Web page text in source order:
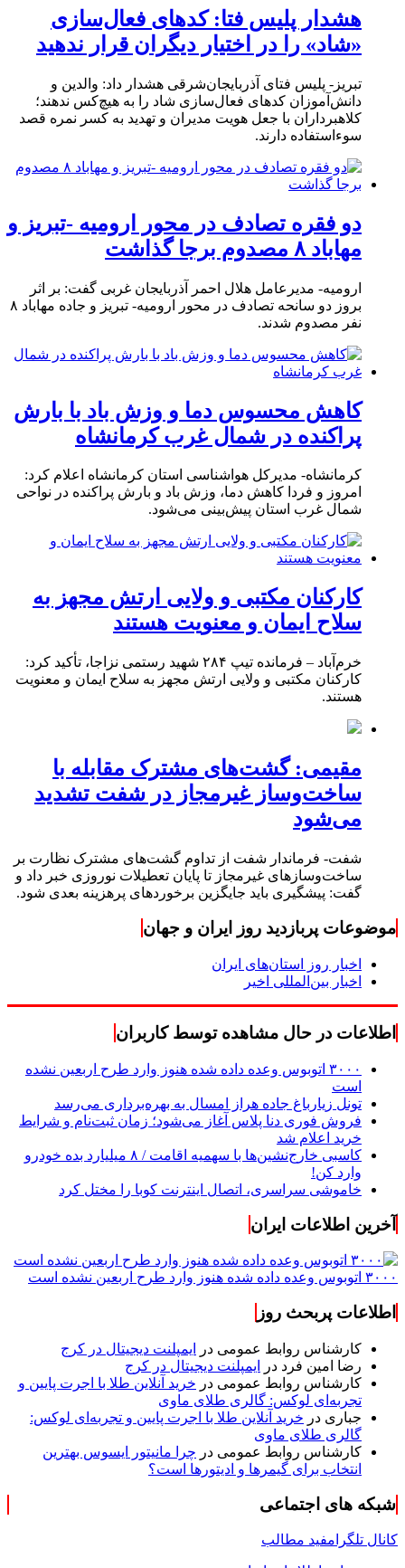
هشدار پلیس فتا: کدهای فعال‌سازی
«شاد» را در اختیار دیگران قرار ندهید
تبریز- پلیس فتای آذربایجان‌شرقی هشدار داد: والدین و
دانش‌آموزان کدهای فعال‌سازی شاد را به هیچ‌کس ندهند؛
کلاهبرداران با جعل هویت مدیران و تهدید به کسر نمره قصد
سوءاستفاده دارند.
دو فقره تصادف در محور ارومیه -تبریز و
مهاباد ۸ مصدوم برجا گذاشت
ارومیه- مدیرعامل هلال احمر آذربایجان غربی گفت: بر اثر
بروز دو سانحه تصادف در محور ارومیه- تبریز و جاده مهاباد ۸
نفر مصدوم شدند.
کاهش محسوس دما و وزش باد با بارش
پراکنده در شمال غرب کرمانشاه
کرمانشاه- مدیرکل هواشناسی استان کرمانشاه اعلام کرد:
امروز و فردا کاهش دما، وزش باد و بارش پراکنده در نواحی
شمال غرب استان پیش‌بینی می‌شود.
کارکنان مکتبی و ولایی ارتش مجهز به
سلاح ایمان و معنویت هستند
خرم‌آباد – فرمانده تیپ ۲۸۴ شهید رستمی نزاجا، تأکید کرد:
کارکنان مکتبی و ولایی ارتش مجهز به سلاح ایمان و معنویت
هستند.
مقیمی: گشت‌های مشترک مقابله با
ساخت‌وساز غیرمجاز در شفت تشدید
می‌شود
شفت- فرماندار شفت از تداوم گشت‌های مشترک نظارت بر
ساخت‌وسازهای غیرمجاز تا پایان تعطیلات نوروزی خبر داد و
گفت: پیشگیری باید جایگزین برخوردهای پرهزینه بعدی شود.
موضوعات پربازدید روز ایران و جهان
اخبار روز استان‌های ایران
اخبار بین‌المللی اخیر
اطلاعات در حال مشاهده توسط کاربران
۳۰۰۰ اتوبوس وعده داده شده هنوز وارد طرح اربعین نشده
است
تونل زیارباغ جاده هراز امسال به بهره‌برداری می‌رسد
فروش فوری دنا پلاس آغاز می‌شود؛ زمان ثبت‌نام و شرایط
خرید اعلام شد
کاسبی خارج‌نشین‌ها با سهمیه اقامت / ۸ میلیارد بده خودرو
وارد کن!
خاموشی سراسری، اتصال اینترنت کوبا را مختل کرد
آخرین اطلاعات ایران
۳۰۰۰ اتوبوس وعده داده شده هنوز وارد طرح اربعین نشده است
اطلاعات پربحث روز
کارشناس روابط عمومی در
ایمپلنت دیجیتال در کرج
رضا امین فرد در
ایمپلنت دیجیتال در کرج
کارشناس روابط عمومی در خرید آنلاین طلا با اجرت پایین و
تجربه‌ای لوکس: گالری طلای ماوی
جباری در خرید آنلاین طلا با اجرت پایین و تجربه‌ای لوکس:
گالری طلای ماوی
کارشناس روابط عمومی در چرا مانیتور ایسوس بهترین
انتخاب برای گیمرها و ادیتورها است؟
شبکه های اجتماعی
کانال تلگرامفید مطالب